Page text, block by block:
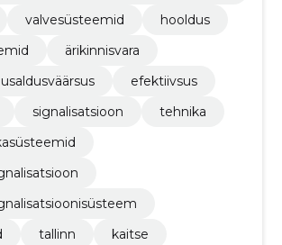
valvesüsteemid
hooldus
ärikinnisvara
efektiivsus
signalisatsioon
tehnika
tallinn
kaitse